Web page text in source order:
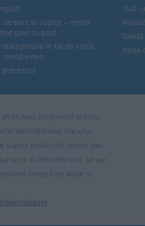
de porc la cuptor – rețetă
(pas cu pas)
tradiționale în foi de varză
rețetă video
Ouă
Pastă
conținutul acestui
deținătorului site-ului
suport (publicații online sau
scris al deținătorului, se vor
privind dreptul de autor și